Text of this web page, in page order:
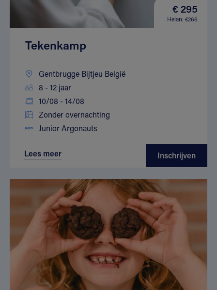
€ 295
Helan: €266
Tekenkamp
Gentbrugge Bijtjeu België
8 - 12 jaar
10/08 - 14/08
Zonder overnachting
Junior Argonauts
Lees meer Inschrijven